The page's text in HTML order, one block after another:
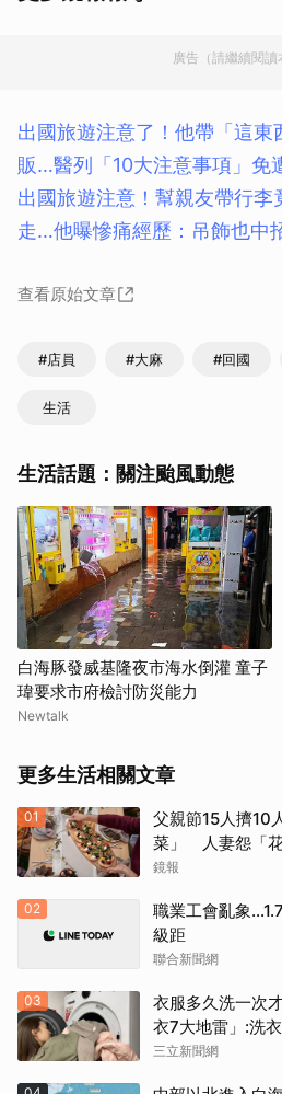
廣告（請繼續閱讀
出國旅遊注意了！他帶「這東
販…醫列「10大注意事項」免
出國旅遊注意！幫親友帶行李
走…他曝慘痛經歷：吊飾也中
查看原始文章
#店員 #大麻 #回國
生活
生活話題：關注颱風動態
白海豚發威基隆夜市海水倒灌 童子
瑋要求市府檢討防災能力
Newtalk
更多生活相關文章
01
父親節15人擠10
菜」 人妻怨「花
菜
鏡報
02
職業工會亂象
級距
聯合新聞網
03
衣服多久洗一次
衣7大地雷」:洗
三立新聞網